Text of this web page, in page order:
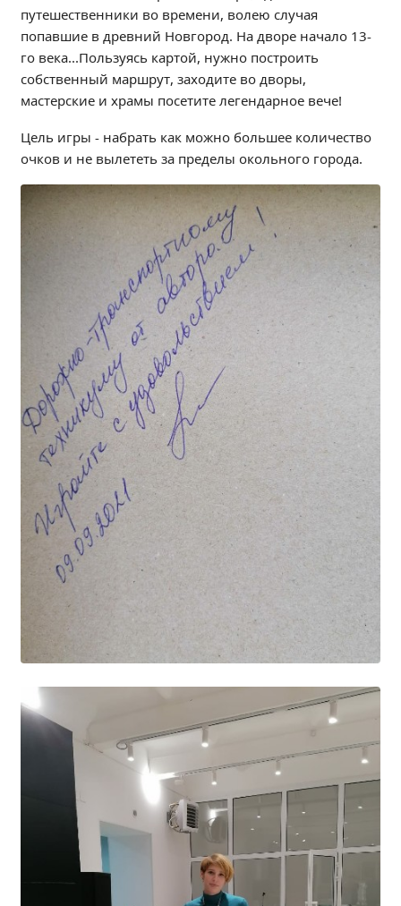
Обращения онлайн
Контакты
Региональный центр по профилактике ДДТТ
Учебно-производственный комплекс
Центр карьеры
Противодействие коррупции
Всероссийское чемпионатное движение
Региональная инновационная площадка
СВЕДЕНИЯ ОБ ОБРАЗОВАТЕЛЬНОЙ ОРГАНИЗАЦИИ
Основные сведения
Структура и органы управления образовательной
организацией
Документы
Образование
Образовательные стандарты и требования
Руководство
Педагогический состав
Материально-техническое обеспечение и
оснащенность образовательного процесса.
Доступная среда
Стипендии и меры поддержки обучающихся
Платные образовательные услуги
Финансово-хозяйственная деятельность
Вакантные места для приёма (перевода)
Международное сотрудничество
Организация питания в образовательной
УЧЕБНАЯ РАБОТА
Расписание занятий
Заочное отделение
Локальные акты
ВОСПИТАТЕЛЬНАЯ РАБОТА
Безопасность на железной дороге
путешественники во времени, волею случая
попавшие в древний Новгород. На дворе начало 13-
го века...Пользуясь картой, нужно построить
собственный маршрут, заходите во дворы,
мастерские и храмы посетите легендарное вече!
Цель игры - набрать как можно большее количество
очков и не вылететь за пределы окольного города.